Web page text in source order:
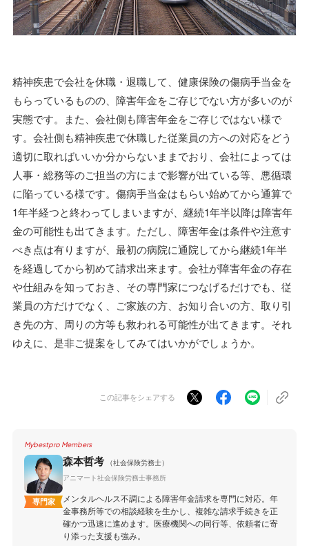
精神疾患で会社を休職・退職して、健康保険の傷病手当金を
もらっているものの、障害年金をご存じでない方が多いのが
実態です。また、会社側も障害年金をご存じではない様で
す。会社側も精神疾患で休職した従業員の方への対応をどう
適切に取ればいいか分からないままでおり、会社によっては
人事・総務等のご担当の方にまで影響が出ている等、悪循環
に陥っている様です。傷病手当金はもらい始めてから通算で
1年半経つと終わってしまいますが、継続1年半以降は障害年
金の可能性も出てきます。ただし、障害年金は条件や注意す
べき点は有りますが、最初の病院に通院してから継続1年半
を経過してから初めて請求出来ます。会社が障害年金の存在
や仕組みを知っておき、その専門家につなげるだけでも、従
業員の方だけでなく、ご家族の方、お知り合いの方、取り引
き先の方、周りの方等も救われる可能性が出てきます。それ
ゆえに、是非ご提案をしてみてはいかがでしょうか。
この記事をシェアする
Mybestpro Members
専門家
森本哲考
（社会保険労務士）
アニマート社会保険労務士事務所
メンタルヘルス不調による障害年金請求を専門に対応。年
金事務所等での相談経験を生かし、複雑な請求手続きを正
確かつ迅速に進めます。医療機関への同行等、依頼者に寄
り添った支援も強み。